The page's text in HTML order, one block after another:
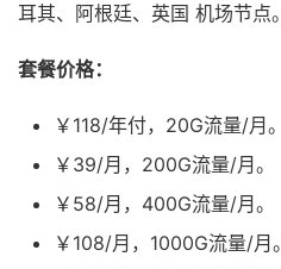
耳其、阿根廷、英国 机场节点。
套餐价格：
￥118/年付，20G流量/月。
￥39/月，200G流量/月。
￥58/月，400G流量/月。
￥108/月，1000G流量/月。